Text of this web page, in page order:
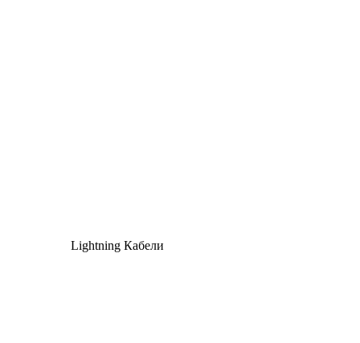
Lightning Кабели